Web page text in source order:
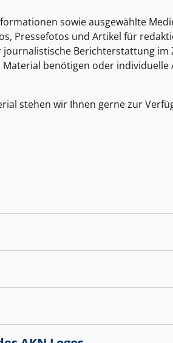
sowie ausgewählte
Pressefotos und Artikel für
Berichterstattung im
benötigen oder individuelle
stehen wir Ihnen gerne zur